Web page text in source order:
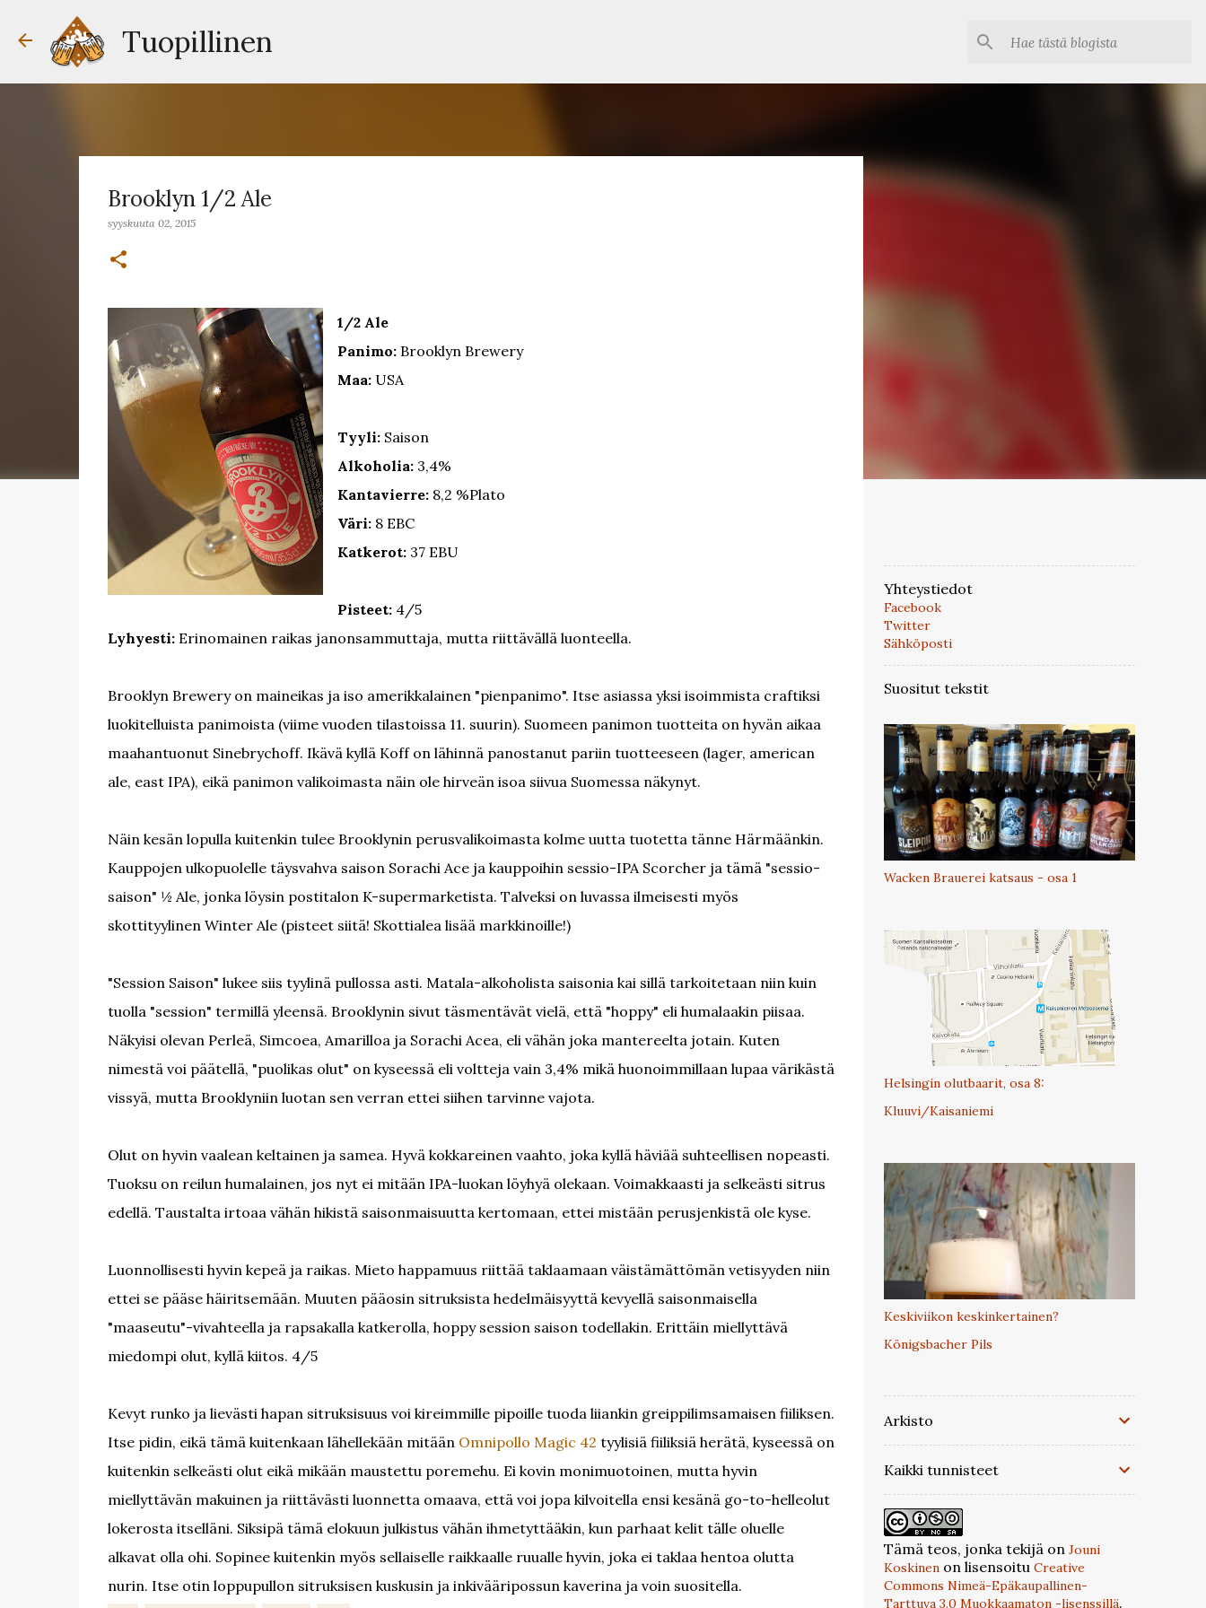
Tuopillinen
Brooklyn 1/2 Ale
syyskuuta 02, 2015
1/2 Ale
Panimo: Brooklyn Brewery
Maa: USA
Tyyli:Saison
Alkoholia: 3,4%
Kantavierre: 8,2 %Plato
Väri:8 EBC
Katkerot: 37 EBU
Pisteet:4/5
Lyhyesti: Erinomainen raikas janonsammuttaja, mutta riittävällä luonteella.
Brooklyn Brewery on maineikas ja iso amerikkalainen "pienpanimo". Itse asiassa yksi isoimmista craftiksi
luokitelluista panimoista (viime vuoden tilastoissa 11. suurin). Suomeen panimon tuotteita on hyvän aikaa
maahantuonut Sinebrychoff. Ikävä kyllä Koff on lähinnä panostanut pariin tuotteeseen (lager, american
ale, east IPA), eikä panimon valikoimasta näin ole hirveän isoa siivua Suomessa näkynyt.
Näin kesän lopulla kuitenkin tulee Brooklynin perusvalikoimasta kolme uutta tuotetta tänne Härmäänkin.
Kauppojen ulkopuolelle täysvahva saison Sorachi Ace ja kauppoihin sessio-IPA Scorcher ja tämä "sessio-
saison" ½ Ale, jonka löysin postitalon K-supermarketista. Talveksi on luvassa ilmeisesti myös
skottityylinen Winter Ale (pisteet siitä! Skottialea lisää markkinoille!)
"Session Saison" lukee siis tyylinä pullossa asti. Matala-alkoholista saisonia kai sillä tarkoitetaan niin kuin
tuolla "session" termillä yleensä. Brooklynin sivut täsmentävät vielä, että "hoppy" eli humalaakin piisaa.
Näkyisi olevan Perleä, Simcoea, Amarilloa ja Sorachi Acea, eli vähän joka mantereelta jotain. Kuten
nimestä voi päätellä, "puolikas olut" on kyseessä eli voltteja vain 3,4% mikä huonoimmillaan lupaa värikästä
vissyä, mutta Brooklyniin luotan sen verran ettei siihen tarvinne vajota.
Olut on hyvin vaalean keltainen ja samea. Hyvä kokkareinen vaahto, joka kyllä häviää suhteellisen nopeasti.
Tuoksu on reilun humalainen, jos nyt ei mitään IPA-luokan löyhyä olekaan. Voimakkaasti ja selkeästi sitrus
edellä. Taustalta irtoaa vähän hikistä saisonmaisuutta kertomaan, ettei mistään perusjenkistä ole kyse.
Luonnollisesti hyvin kepeä ja raikas. Mieto happamuus riittää taklaamaan väistämättömän vetisyyden niin
ettei se pääse häiritsemään. Muuten pääosin sitruksista hedelmäisyyttä kevyellä saisonmaisella
"maaseutu"-vivahteella ja rapsakalla katkerolla, hoppy session saison todellakin. Erittäin miellyttävä
miedompi olut, kyllä kiitos. 4/5
Kevyt runko ja lievästi hapan sitruksisuus voi kireimmille pipoille tuoda liiankin greippilimsamaisen fiiliksen.
Itse pidin, eikä tämä kuitenkaan lähellekään mitään Omnipollo Magic 42 tyylisiä fiiliksiä herätä, kyseessä on
kuitenkin selkeästi olut eikä mikään maustettu poremehu. Ei kovin monimuotoinen, mutta hyvin
miellyttävän makuinen ja riittävästi luonnetta omaava, että voi jopa kilvoitella ensi kesänä go-to-helleolut
lokerosta itselläni. Siksipä tämä elokuun julkistus vähän ihmetyttääkin, kun parhaat kelit tälle oluelle
alkavat olla ohi. Sopinee kuitenkin myös sellaiselle raikkaalle ruualle hyvin, joka ei taklaa hentoa olutta
nurin. Itse otin loppupullon sitruksisen kuskusin ja inkivääripossun kaverina ja voin suositella.
Yhteystiedot
Facebook
Twitter
Sähköposti
Suositut tekstit
Wacken Brauerei katsaus - osa 1
Helsingin olutbaarit, osa 8:
Kluuvi/Kaisaniemi
Keskiviikon keskinkertainen?
Königsbacher Pils
Arkisto
Kaikki tunnisteet
Tämä teos, jonka tekijä on Jouni
Koskinenon lisensoitu Creative
Commons Nimeä-Epäkaupallinen-
Tarttuva 3.0 Muokkaamaton -lisenssillä.